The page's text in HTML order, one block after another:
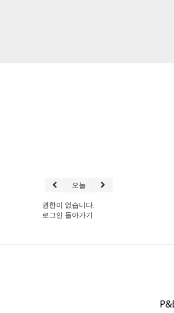
오늘
권한이 없습니다.
로그인 돌아가기